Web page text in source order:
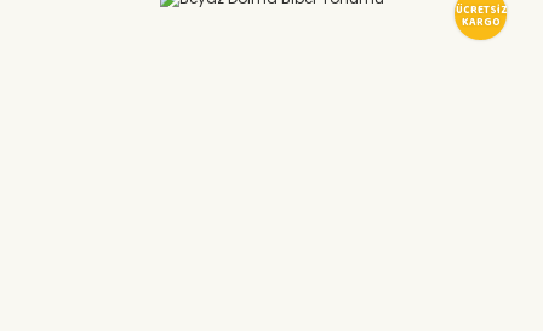
ÜCRETSİZ
KARGO